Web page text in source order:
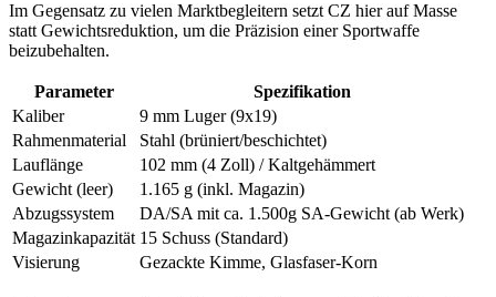
Im Gegensatz zu vielen Marktbegleitern setzt CZ hier auf Masse
statt Gewichtsreduktion, um die Präzision einer Sportwaffe
beizubehalten.
Parameter
Spezifikation
Kaliber
9 mm Luger (9x19)
Rahmenmaterial
Stahl (brüniert/beschichtet)
Lauflänge
102 mm (4 Zoll) / Kaltgehämmert
Gewicht (leer)
1.165 g (inkl. Magazin)
Abzugssystem
DA/SA mit ca. 1.500g SA-Gewicht (ab Werk)
Magazinkapazität 15 Schuss (Standard)
Visierung
Gezackte Kimme, Glasfaser-Korn